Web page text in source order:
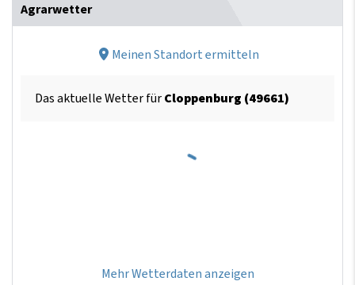
Agrarwetter
Meinen Standort ermitteln
Das aktuelle Wetter fürCloppenburg (49661)
Mehr Wetterdaten anzeigen